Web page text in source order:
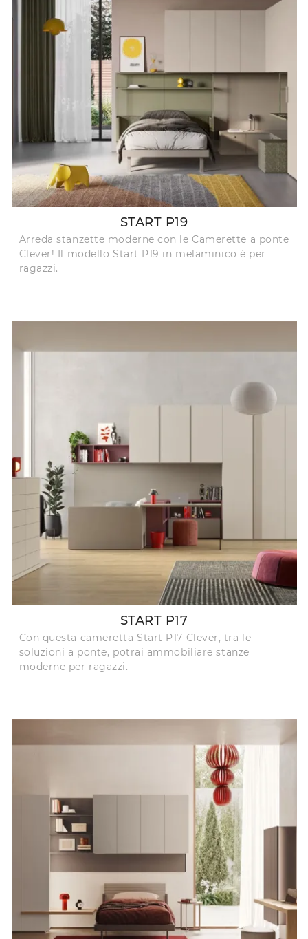
START P19
Arreda stanzette moderne con le Camerette a ponte
Clever! Il modello Start P19 in melaminico è per
ragazzi.
START P17
Con questa cameretta Start P17 Clever, tra le
soluzioni a ponte, potrai ammobiliare stanze
moderne per ragazzi.